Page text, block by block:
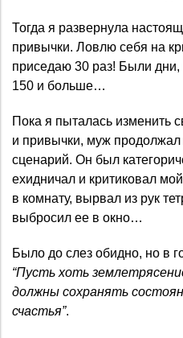
Тогда я развернула
привычки. Ловлю себя на
приседаю 30 раз! Были дни,
150 и больше…
Пока я пыталась изменить
и привычки, муж
сценарий. Он был
ехидничал и критиковал
в комнату, вырвал из рук
выбросил ее в окно…
Было до слез обидно, но в
“Пусть хоть
должны сохранять
счастья”.